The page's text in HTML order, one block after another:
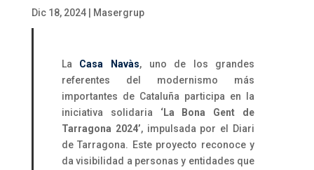
Dic 18, 2024| Masergrup
La Casa Navàs, uno de los grandes
referentes del modernismo más
importantes de Cataluña participa en la
iniciativa solidaria ‘La Bona Gent de
Tarragona 2024’, impulsada por el Diari
de Tarragona. Este proyecto reconoce y
da visibilidad a personas y entidades que